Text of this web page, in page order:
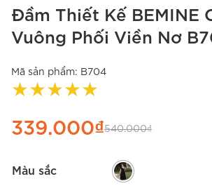
Đầm Thiết Kế BEMINE
Vuông Phối Viền Nơ
Mã sản phẩm: B704
★★★★★
339.000₫540.000₫
Màu sắc